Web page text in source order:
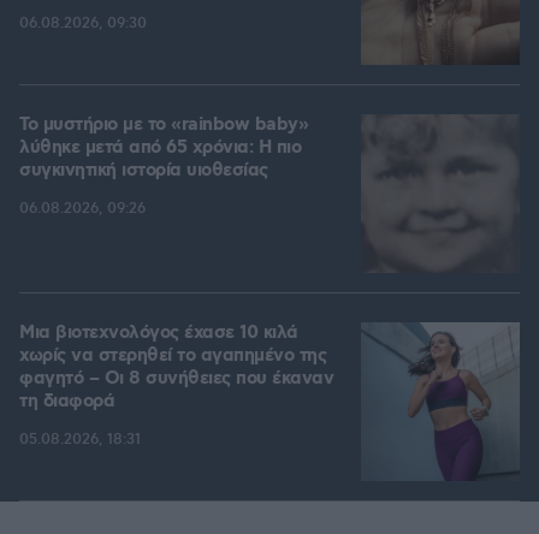
06.08.2026, 09:30
Το μυστήριο με το «rainbow baby»
λύθηκε μετά από 65 χρόνια: Η πιο
συγκινητική ιστορία υιοθεσίας
06.08.2026, 09:26
Μια βιοτεχνολόγος έχασε 10 κιλά
χωρίς να στερηθεί το αγαπημένο της
φαγητό – Οι 8 συνήθειες που έκαναν
τη διαφορά
05.08.2026, 18:31